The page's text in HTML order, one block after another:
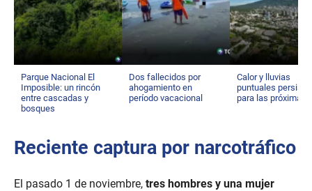
Parque Nacional El
Imposible: un rincón
entre cascadas y
bosques
Dos fallecidos por
ahogamiento en
período vacacional
Calor y lluvias
puntuales
para las próximas
Reciente captura por narcotráfico
El pasado 1 de noviembre, tres hombres y una mujer